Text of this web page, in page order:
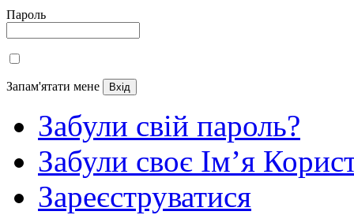
Пароль
Запам'ятати мене
Забули свій пароль?
Забули своє Ім’я
Зареєструватися